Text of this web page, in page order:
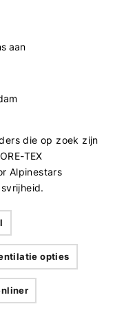
aan
die op zoek zijn
TEX
Alpinestars
opties